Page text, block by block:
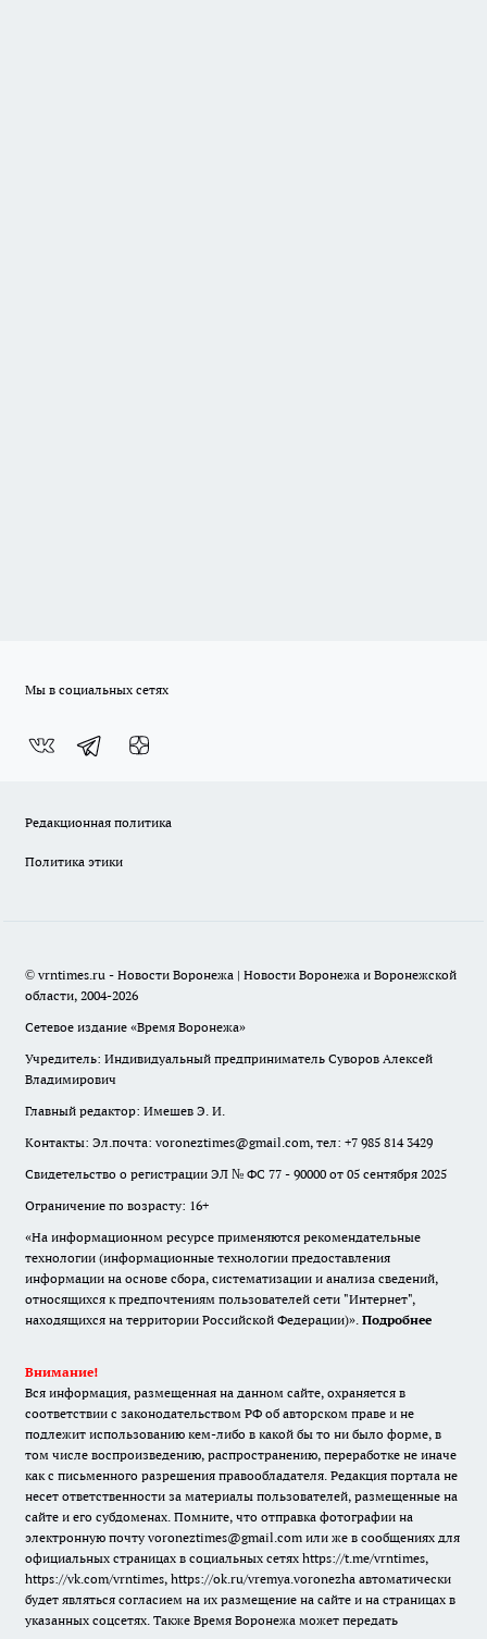
Мы в социальных сетях
Редакционная политика
Политика этики
© vrntimes.ru - Новости Воронежа | Новости Воронежа и Воронежской
области, 2004-2026
Сетевое издание «Время Воронежа»
Учредитель: Индивидуальный предприниматель Суворов Алексей
Владимирович
Главный редактор: Имешев Э. И.
Контакты: Эл.почта: voroneztimes@gmail.com, тел: +7 985 814 3429
Свидетельство о регистрации ЭЛ № ФС 77 - 90000 от 05 сентября 2025
Ограничение по возрасту: 16+
«На информационном ресурсе применяются рекомендательные
технологии (информационные технологии предоставления
информации на основе сбора, систематизации и анализа сведений,
относящихся к предпочтениям пользователей сети "Интернет",
находящихся на территории Российской Федерации)». Подробнее
Внимание!
Вся информация, размещенная на данном сайте, охраняется в
соответствии с законодательством РФ об авторском праве и не
подлежит использованию кем-либо в какой бы то ни было форме, в
том числе воспроизведению, распространению, переработке не иначе
как с письменного разрешения правообладателя. Редакция портала не
несет ответственности за материалы пользователей, размещенные на
сайте и его субдоменах. Помните, что отправка фотографии на
электронную почту voroneztimes@gmail.com или же в сообщениях для
официальных страницах в социальных сетях https://t.me/vrntimes,
https://vk.com/vrntimes, https://ok.ru/vremya.voronezha автоматически
будет являться согласием на их размещение на сайте и на страницах в
указанных соцсетях. Также Время Воронежа может передать